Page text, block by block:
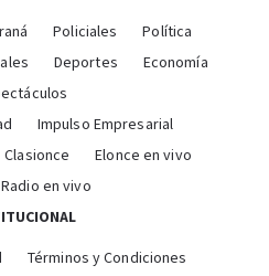
Policiales
Política
Deportes
Economía
Impulso Empresarial
Clasionce
Elonce en vivo
en vivo
Términos y Condiciones